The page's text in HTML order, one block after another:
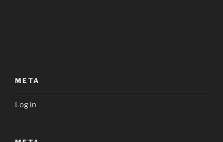
META
Log in